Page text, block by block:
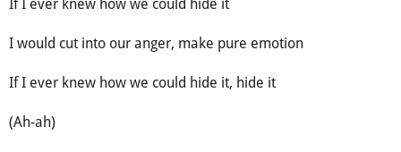
If I ever knew how we could hide it
I would cut into our anger, make pure emotion
If I ever knew how we could hide it, hide it
(Ah-ah)